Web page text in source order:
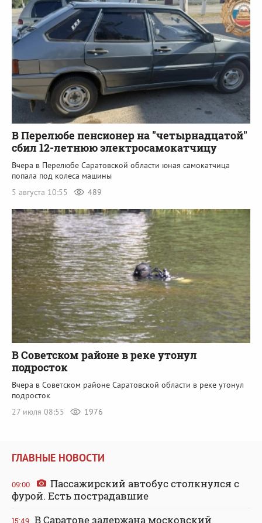
В Перелюбе пенсионер на "четырнадцатой"
сбил 12-летнюю электросамокатчицу
Вчера в Перелюбе Саратовской области юная самокатчица
попала под колеса машины
5 августа 10:55
489
В Советском районе в реке утонул
подросток
Вчера в Советском районе Саратовской области в реке утонул
подросток
27 июля 08:55
1976
ГЛАВНЫЕ НОВОСТИ
09:00
Пассажирский автобус столкнулся с
фурой. Есть пострадавшие
15:49 В Саратове задержана московский